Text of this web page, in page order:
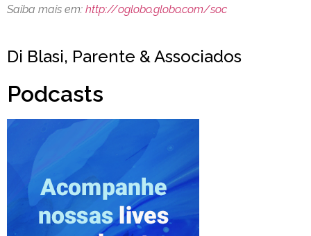
Saiba mais em: http://oglobo.globo.com/soc
Di Blasi, Parente & Associados
Podcasts